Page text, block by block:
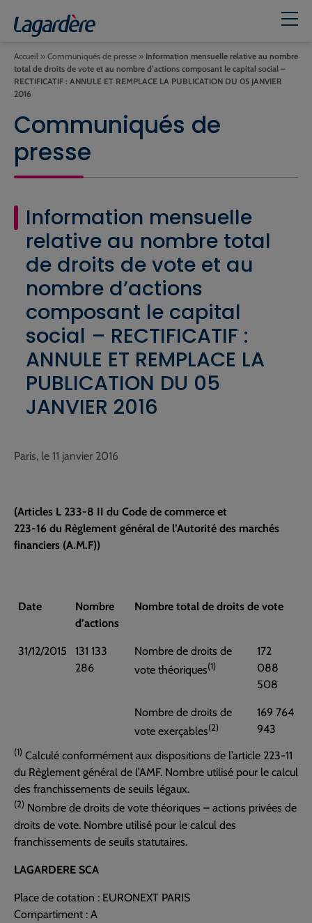
Accueil » Communiqués de presse » Information mensuelle relative au nombre
total de droits de vote et au nombre d’actions composant le capital social –
RECTIFICATIF : ANNULE ET REMPLACE LA PUBLICATION DU 05 JANVIER
2016
Communiqués de
presse
Information mensuelle
relative au nombre total
de droits de vote et au
nombre d’actions
composant le capital
social – RECTIFICATIF :
ANNULE ET REMPLACE LA
PUBLICATION DU 05
JANVIER 2016
Paris, le 11 janvier 2016
(Articles L 233-8 II du Code de commerce et
223-16 du Règlement général de l’Autorité des marchés
financiers (A.M.F))
Date
Nombre
d’actions
Nombre total de droits de vote
31/12/2015
131 133
286
Nombre de droits de
vote théoriques(1)
172
088
508
Nombre de droits de
vote exerçables(2)
169 764
943
(1) Calculé conformément aux dispositions de l’article 223-11
du Règlement général de l’AMF. Nombre utilisé pour le calcul
des franchissements de seuils légaux.
(2) Nombre de droits de vote théoriques – actions privées de
droits de vote. Nombre utilisé pour le calcul des
franchissements de seuils statutaires.
LAGARDERE SCA
Place de cotation : EURONEXT PARIS
Compartiment : A